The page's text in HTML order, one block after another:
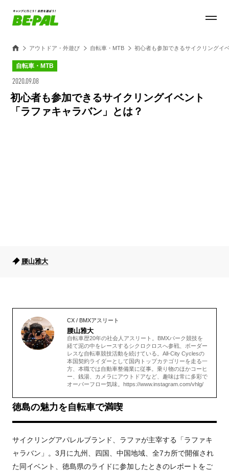
アウトドア・外遊び 自転車・MTB 初心者も参加できるサイクリングイ
自転車・MTB
2020.09.08
初心者も参加できるサイクリングイベント
「ラファキャラバン」とは？
腰山雅大
CX / BMXアスリート
腰山雅大
自転車歴20年の社会人アスリート。BMXパーク競技を
経て泥の中をレースするシクロクロスへ参戦、ボーダー
レスな自転車競技活動を続けている。All-City Cyclesの
本国契約ライダーとして国内トップカテゴリーを走る一
方、本職では自動車整備業に従事。乗り物のほかコーヒ
ー、銭湯、カメラにアウトドアなど、趣味は常に多彩で
オーバーフロー気味。https://www.instagram.com/vhlg/
徳島の魅力を自転車で満喫
サイクリングアパレルブランド、ラファが主宰する「ラファキ
ャラバン」。3月に九州、四国、中国地域、全7カ所で開催され
た同イベント、徳島県のライドに参加したときのレポートをご